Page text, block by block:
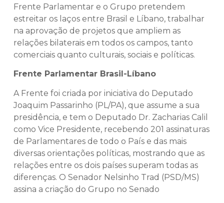
Frente Parlamentar e o Grupo pretendem
estreitar os laços entre Brasil e Líbano, trabalhar
na aprovação de projetos que ampliem as
relações bilaterais em todos os campos, tanto
comerciais quanto culturais, sociais e políticas.
Frente Parlamentar Brasil-Líbano
A Frente foi criada por iniciativa do Deputado
Joaquim Passarinho (PL/PA), que assume a sua
presidência, e tem o Deputado Dr. Zacharias Calil
como Vice Presidente, recebendo 201 assinaturas
de Parlamentares de todo o País e das mais
diversas orientações políticas, mostrando que as
relações entre os dois países superam todas as
diferenças. O Senador Nelsinho Trad (PSD/MS)
assina a criação do Grupo no Senado